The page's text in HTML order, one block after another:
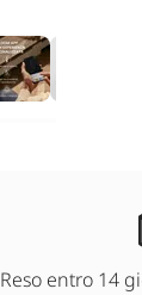
Reso entro 14